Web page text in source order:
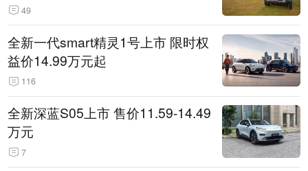
49
全新一代smart精灵1号上市 限时权
益价14.99万元起
116
全新深蓝S05上市 售价11.59-14.49
万元
7